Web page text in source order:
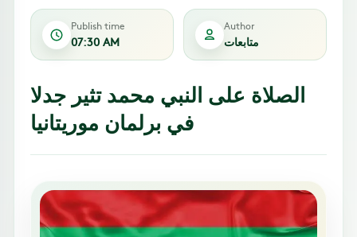
Publish time
07:30 AM
Author
متابعات
الصلاة على النبي محمد تثير جدلا
في برلمان موريتانيا